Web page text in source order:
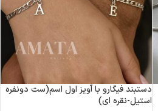
دستبند فیگارو با آویز اول اسم(ست دونفره
استیل-نقره ای)